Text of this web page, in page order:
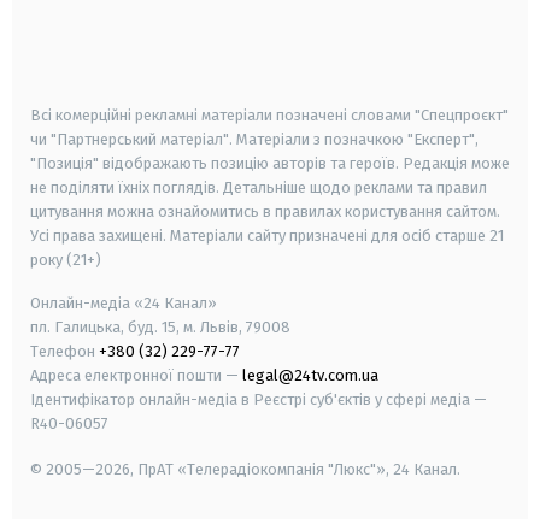
Всі комерційні рекламні матеріали позначені словами "Спецпроєкт"
чи "Партнерський матеріал". Матеріали з позначкою "Експерт",
"Позиція" відображають позицію авторів та героїв. Редакція може
не поділяти їхніх поглядів. Детальніше щодо реклами та правил
цитування можна ознайомитись в правилах користування сайтом.
Усі права захищені. Матеріали сайту призначені для осіб старше 21
року (21+)
Онлайн-медіа «24 Канал»
пл. Галицька, буд. 15, м. Львів, 79008
Телефон +380 (32) 229-77-77
Адреса електронної пошти — legal@24tv.com.ua
Ідентифікатор онлайн-медіа в Реєстрі суб'єктів у сфері медіа —
R40-06057
© 2005—2026, ПрАТ «Телерадіокомпанія "Люкс"», 24 Канал.